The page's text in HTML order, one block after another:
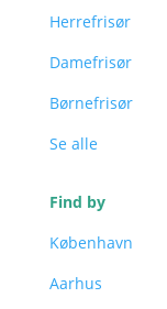
Herrefrisør
Damefrisør
Børnefrisør
Se alle
Find by
København
Aarhus